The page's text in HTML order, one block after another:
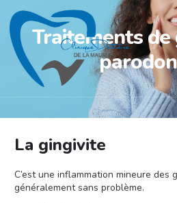
Traitements
La gingivite
C’est une inflammation mineure des
généralement sans problème.